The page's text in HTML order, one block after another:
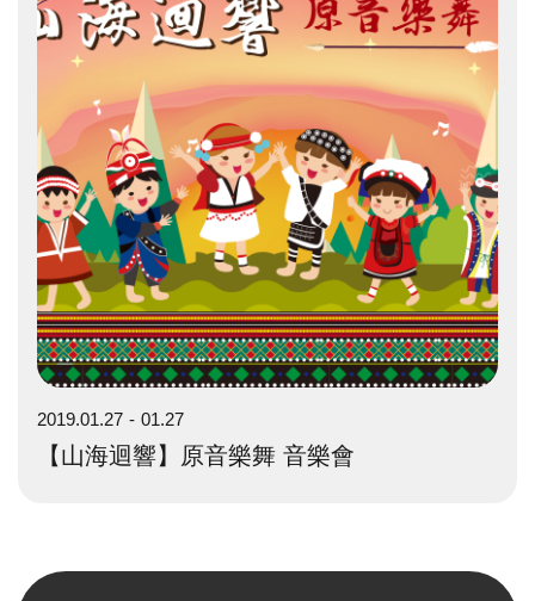
2019.01.27 01.27
【山海迴響】原音樂舞 音樂會